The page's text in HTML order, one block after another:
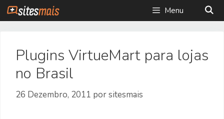
Saltar
para
Menu
Plugins VirtueMart para lojas
no Brasil
26 Dezembro, 2011 porsitesmais